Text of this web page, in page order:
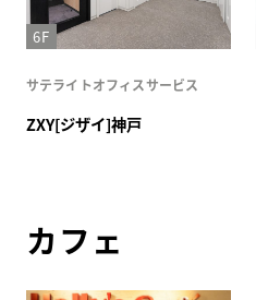
サテライトオフィスサービス
ZXY[ジザイ]神戸
6F
カフェ